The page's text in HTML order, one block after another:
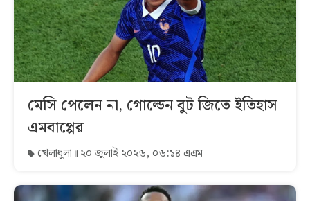
মেসি পেলেন না, গোল্ডেন বুট জিতে ইতিহাস
এমবাপ্পের
খেলাধুলা ২০ জুলাই ২০২৬, ০৬:১৪ এএম